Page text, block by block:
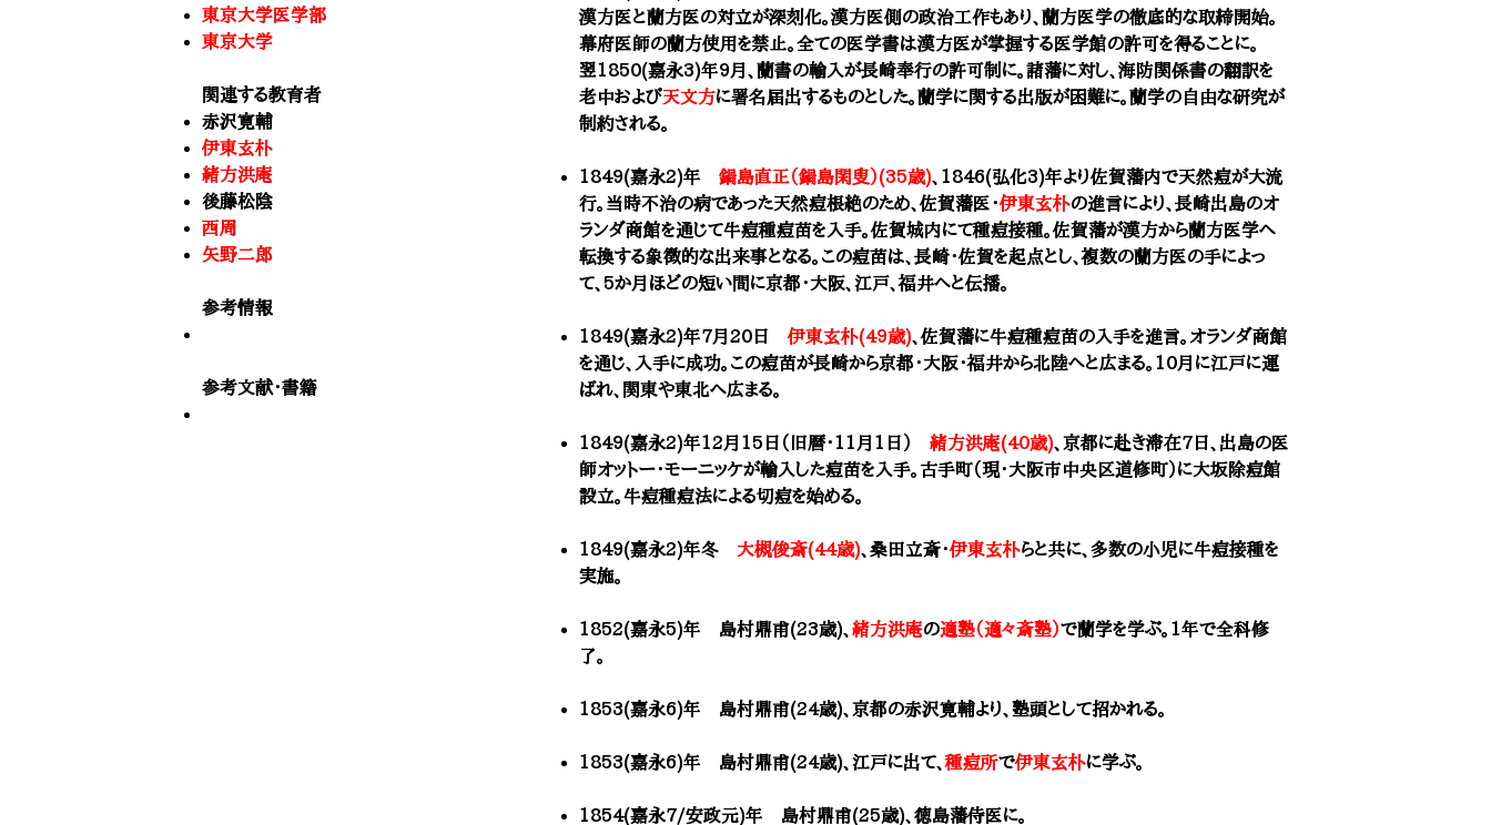
東京大学医学部
東京大学
関連する教育者
赤沢寛輔
伊東玄朴
緒方洪庵
後藤松陰
西周
矢野二郎
参考情報
参考文献・書籍
漢方医と蘭方医の対立が深刻化。漢方医側の政治工作もあり、蘭方医学の徹底的な取締開始。
幕府医師の蘭方使用を禁止。全ての医学書は漢方医が掌握する医学館の許可を得ることに。
翌1850(嘉永3)年9月、蘭書の輸入が長崎奉行の許可制に。諸藩に対し、海防関係書の翻訳を
老中および天文方に署名届出するものとした。蘭学に関する出版が困難に。蘭学の自由な研究が
制約される。
1849(嘉永2)年 鍋島直正（鍋島閑叟）(35歳)、1846(弘化3)年より佐賀藩内で天然痘が大流
行。当時不治の病であった天然痘根絶のため、佐賀藩医・伊東玄朴の進言により、長崎出島のオ
ランダ商館を通じて牛痘種痘苗を入手。佐賀城内にて種痘接種。佐賀藩が漢方から蘭方医学へ
転換する象徴的な出来事となる。 この痘苗は、長崎・佐賀を起点とし、複数の蘭方医の手によっ
て、5か月ほどの短い間に京都・大阪、江戸、福井へと伝播。
1849(嘉永2)年7月20日 伊東玄朴(49歳)、佐賀藩に牛痘種痘苗の入手を進言。オランダ商館
を通じ、入手に成功。この痘苗が長崎から京都・大阪・福井から北陸へと広まる。10月に江戸に運
ばれ、関東や東北へ広まる。
1849(嘉永2)年12月15日（旧暦・11月1日） 緒方洪庵(40歳)、京都に赴き滞在7日、出島の医
師オットー・モーニッケが輸入した痘苗を入手。古手町（現・大阪市中央区道修町）に大坂除痘館
設立。牛痘種痘法による切痘を始める。
1849(嘉永2)年冬 大槻俊斎(44歳)、桑田立斎・伊東玄朴らと共に、多数の小児に牛痘接種を
実施。
1852(嘉永5)年 島村鼎甫(23歳)、 緒方洪庵の適塾（適々斎塾）で蘭学を学ぶ。1年で全科修
了。
1853(嘉永6)年 島村鼎甫(24歳)、京都の赤沢寛輔より、塾頭として招かれる。
1853(嘉永6)年 島村鼎甫(24歳)、江戸に出て、種痘所で伊東玄朴に学ぶ。
1854(嘉永7/安政元)年 島村鼎甫(25歳)、徳島藩侍医に。